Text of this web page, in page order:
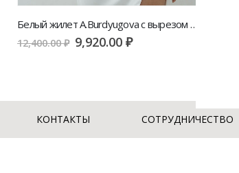
Белый жилет A.Burdyugova с вырезом халтер
12,400.00₽ 9,920.00₽
КОНТАКТЫ СОТРУДНИЧЕСТВО